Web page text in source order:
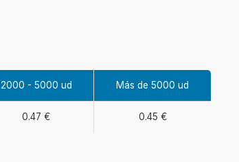
2000 - 5000 ud Más de 5000 ud
0.47 € 0.45 €